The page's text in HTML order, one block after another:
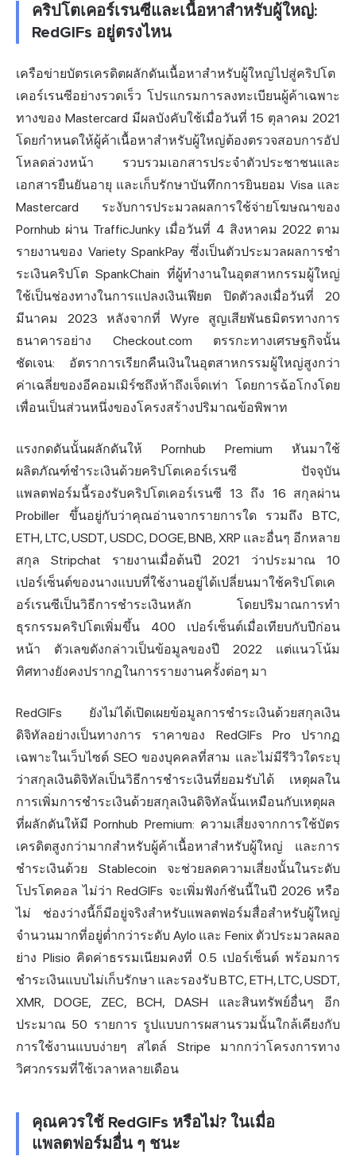
คริปโตเคอร์เรนซีและเนื้อหาสำหรับผู้ใหญ่:
RedGIFs อยู่ตรงไหน
เครือข่ายบัตรเครดิตผลักดันเนื้อหาสำหรับผู้ใหญ่ไปสู่คริปโต
เคอร์เรนซีอย่างรวดเร็ว โปรแกรมการลงทะเบียนผู้ค้าเฉพาะ
ทางของ Mastercard มีผลบังคับใช้เมื่อวันที่ 15 ตุลาคม 2021
โดยกำหนดให้ผู้ค้าเนื้อหาสำหรับผู้ใหญ่ต้องตรวจสอบการอัป
โหลดล่วงหน้า รวบรวมเอกสารประจำตัวประชาชนและ
เอกสารยืนยันอายุ และเก็บรักษาบันทึกการยินยอม Visa และ
Mastercard ระงับการประมวลผลการใช้จ่ายโฆษณาของ
Pornhub ผ่าน TrafficJunky เมื่อวันที่ 4 สิงหาคม 2022 ตาม
รายงานของ Variety SpankPay ซึ่งเป็นตัวประมวลผลการชำ
ระเงินคริปโต SpankChain ที่ผู้ทำงานในอุตสาหกรรมผู้ใหญ่
ใช้เป็นช่องทางในการแปลงเงินเฟียต ปิดตัวลงเมื่อวันที่ 20
มีนาคม 2023 หลังจากที่ Wyre สูญเสียพันธมิตรทางการ
ธนาคารอย่าง Checkout.com ตรรกะทางเศรษฐกิจนั้น
ชัดเจน: อัตราการเรียกคืนเงินในอุตสาหกรรมผู้ใหญ่สูงกว่า
ค่าเฉลี่ยของอีคอมเมิร์ซถึงห้าถึงเจ็ดเท่า โดยการฉ้อโกงโดย
เพื่อนเป็นส่วนหนึ่งของโครงสร้างปริมาณข้อพิพาท
แรงกดดันนั้นผลักดันให้ Pornhub Premium หันมาใช้
ผลิตภัณฑ์ชำระเงินด้วยคริปโตเคอร์เรนซี ปัจจุบัน
แพลตฟอร์มนี้รองรับคริปโตเคอร์เรนซี 13 ถึง 16 สกุลผ่าน
Probiller ขึ้นอยู่กับว่าคุณอ่านจากรายการใด รวมถึง BTC,
ETH, LTC, USDT, USDC, DOGE, BNB, XRP และอื่นๆ อีกหลาย
สกุล Stripchat รายงานเมื่อต้นปี 2021 ว่าประมาณ 10
เปอร์เซ็นต์ของนางแบบที่ใช้งานอยู่ได้เปลี่ยนมาใช้คริปโตเค
อร์เรนซีเป็นวิธีการชำระเงินหลัก โดยปริมาณการทำ
ธุรกรรมคริปโตเพิ่มขึ้น 400 เปอร์เซ็นต์เมื่อเทียบกับปีก่อน
หน้า ตัวเลขดังกล่าวเป็นข้อมูลของปี 2022 แต่แนวโน้ม
ทิศทางยังคงปรากฏในการรายงานครั้งต่อๆ มา
RedGIFs ยังไม่ได้เปิดเผยข้อมูลการชำระเงินด้วยสกุลเงิน
ดิจิทัลอย่างเป็นทางการ ราคาของ RedGIFs Pro ปรากฏ
เฉพาะในเว็บไซต์ SEO ของบุคคลที่สาม และไม่มีรีวิวใดระบุ
ว่าสกุลเงินดิจิทัลเป็นวิธีการชำระเงินที่ยอมรับได้ เหตุผลใน
การเพิ่มการชำระเงินด้วยสกุลเงินดิจิทัลนั้นเหมือนกับเหตุผล
ที่ผลักดันให้มี Pornhub Premium: ความเสี่ยงจากการใช้บัตร
เครดิตสูงกว่ามากสำหรับผู้ค้าเนื้อหาสำหรับผู้ใหญ่ และการ
ชำระเงินด้วย Stablecoin จะช่วยลดความเสี่ยงนั้นในระดับ
โปรโตคอล ไม่ว่า RedGIFs จะเพิ่มฟังก์ชันนี้ในปี 2026 หรือ
ไม่ ช่องว่างนี้ก็มีอยู่จริงสำหรับแพลตฟอร์มสื่อสำหรับผู้ใหญ่
จำนวนมากที่อยู่ต่ำกว่าระดับ Aylo และ Fenix ตัวประมวลผลอ
ย่าง Plisio คิดค่าธรรมเนียมคงที่ 0.5 เปอร์เซ็นต์ พร้อมการ
ชำระเงินแบบไม่เก็บรักษา และรองรับ BTC, ETH, LTC, USDT,
XMR, DOGE, ZEC, BCH, DASH และสินทรัพย์อื่นๆ อีก
ประมาณ 50 รายการ รูปแบบการผสานรวมนั้นใกล้เคียงกับ
การใช้งานแบบง่ายๆ สไตล์ Stripe มากกว่าโครงการทาง
วิศวกรรมที่ใช้เวลาหลายเดือน
คุณควรใช้ RedGIFs หรือไม่? ในเมื่อ
แพลตฟอร์มอื่น ๆ ชนะ